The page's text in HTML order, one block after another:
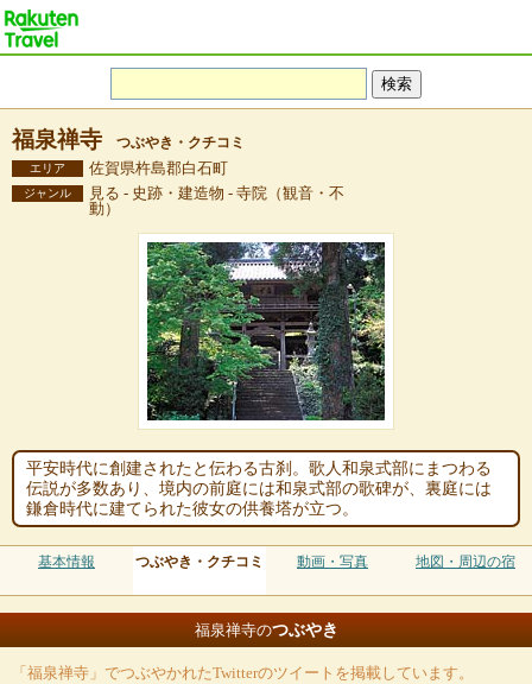
福泉禅寺 つぶやき・クチコミ
エリア 佐賀県杵島郡白石町
ジャンル
見る - 史跡・建造物 - 寺院（観音・不
動）
平安時代に創建されたと伝わる古刹。歌人和泉式部にまつわる
伝説が多数あり、境内の前庭には和泉式部の歌碑が、裏庭には
鎌倉時代に建てられた彼女の供養塔が立つ。
基本情報 つぶやき・クチコミ 動画・写真 地図・周辺の宿
福泉禅寺のつぶやき
「福泉禅寺」でつぶやかれたTwitterのツイートを掲載しています。